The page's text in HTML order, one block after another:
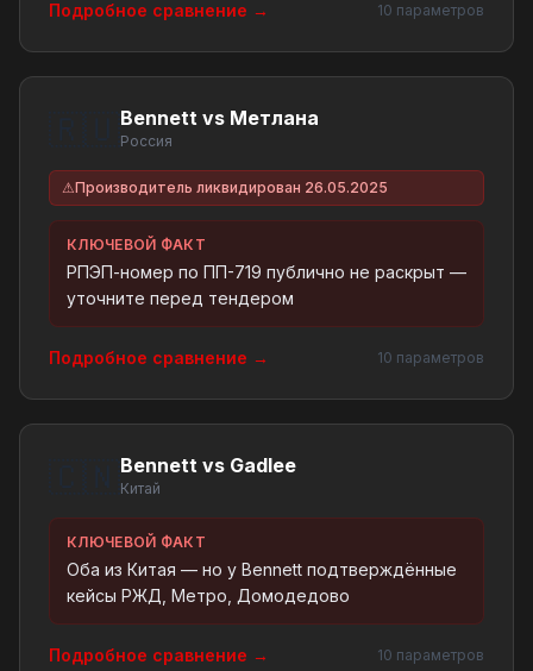
Подробное сравнение → 10 параметров
Bennett vs Метлана
Россия
⚠Производитель ликвидирован 26.05.2025
КЛЮЧЕВОЙ ФАКТ
РПЭП-номер по ПП-719 публично не раскрыт —
уточните перед тендером
Подробное сравнение → 10 параметров
Bennett vs Gadlee
Китай
КЛЮЧЕВОЙ ФАКТ
Оба из Китая — но у Bennett подтверждённые
кейсы РЖД, Метро, Домодедово
Подробное сравнение → 10 параметров